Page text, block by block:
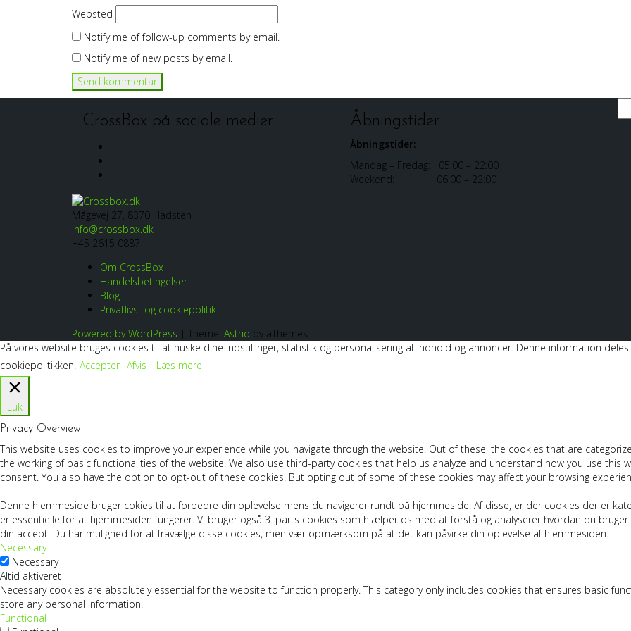
Websted
Notify me of follow-up comments by email.
Notify me of new posts by email.
CrossBox på sociale medier Åbningstider
Åbningstider:
Mandag – Fredag: 05:00 – 22:00
Weekend: 06:00 – 22:00
Mågevej 27, 8370 Hadsten
info@crossbox.dk
+45 2615 0887
Om CrossBox
Handelsbetingelser
Blog
Privatlivs- og cookiepolitik
Powered by WordPress | Theme: Astrid by aThemes.
På vores website bruges cookies til at huske dine indstillinger, statistik og personalisering af indhold og annoncer. Denne information
cookiepolitikken. Accepter Afvis Læs mere
Luk
Privacy Overview
This website uses cookies to improve your experience while you navigate through the website. Out of these, the cookies that are
the working of basic functionalities of the website. We also use third-party cookies that help us analyze and understand how you use this
consent. You also have the option to opt-out of these cookies. But opting out of some of these cookies may affect your browsing
Denne hjemmeside bruger cokies til at forbedre din oplevelse mens du navigerer rundt på hjemmeside. Af disse, er der cookies der er
er essentielle for at hjemmesiden fungerer. Vi bruger også 3. parts cookies som hjælper os med at forstå og analyserer hvordan du
din accept. Du har mulighed for at fravælge disse cookies, men vær opmærksom på at det kan påvirke din oplevelse af hjemmesiden.
Necessary
Necessary
Altid aktiveret
Necessary cookies are absolutely essential for the website to function properly. This category only includes cookies that ensures basic
store any personal information.
Functional